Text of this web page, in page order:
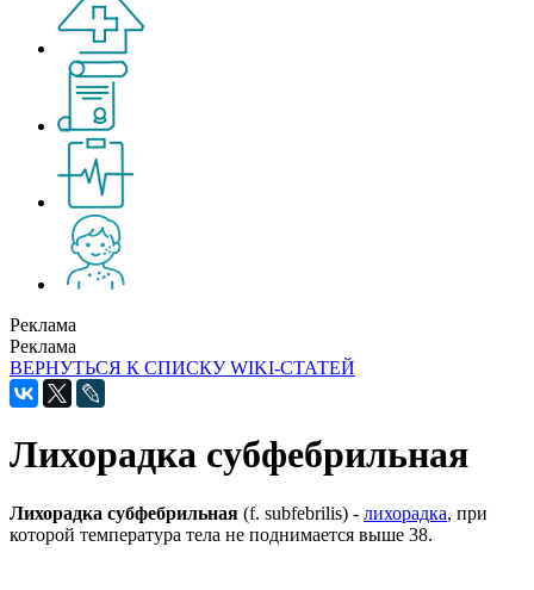
Реклама
Реклама
ВЕРНУТЬСЯ К СПИСКУ WIKI-СТАТЕЙ
Лихорадка субфебрильная
Лихорадка субфебрильная (f. subfebrilis) - лихорадка, при
которой температура тела не поднимается выше 38.